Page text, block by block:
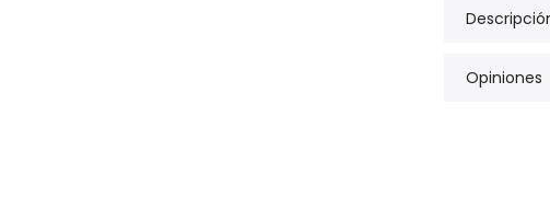
Opiniones